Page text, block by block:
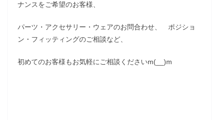
ナンスをご希望のお客様、
パーツ・アクセサリー・ウェアのお問合わせ、 ポジショ
ン・フィッティングのご相談など、
初めてのお客様もお気軽にご相談くださいm(__)m